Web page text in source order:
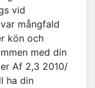
vid
mångfald
kön och
med din
Af 2,3 2010/
ha din